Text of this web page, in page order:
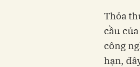
Thỏa
cầu
công
hạn,